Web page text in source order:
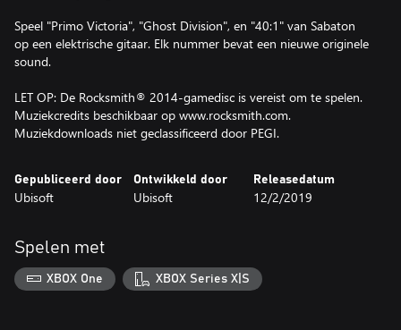
Speel "Primo Victoria", "Ghost Division", en "40:1" van Sabaton
op een elektrische gitaar. Elk nummer bevat een nieuwe originele
sound.
LET OP: De Rocksmith® 2014-gamedisc is vereist om te spelen.
Muziekcredits beschikbaar op www.rocksmith.com.
Muziekdownloads niet geclassificeerd door PEGI.
Gepubliceerd door
Ubisoft
Ontwikkeld door
Ubisoft
Releasedatum
12/2/2019
Spelen met
XBOX One XBOX Series X|S